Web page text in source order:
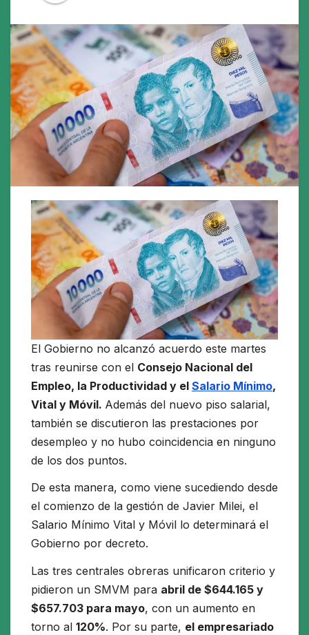
El Gobierno no alcanzó acuerdo este martes
tras reunirse con el Consejo Nacional del
Empleo, la Productividad y el Salario Mínimo,
Vital y Móvil. Además del nuevo piso salarial,
también se discutieron las prestaciones por
desempleo y no hubo coincidencia en ninguno
de los dos puntos.
De esta manera, como viene sucediendo desde
el comienzo de la gestión de Javier Milei, el
Salario Mínimo Vital y Móvil lo determinará el
Gobierno por decreto.
Las tres centrales obreras unificaron criterio y
pidieron un SMVM para abril de $644.165 y
$657.703 para mayo, con un aumento en
torno al 120%. Por su parte, el empresariado